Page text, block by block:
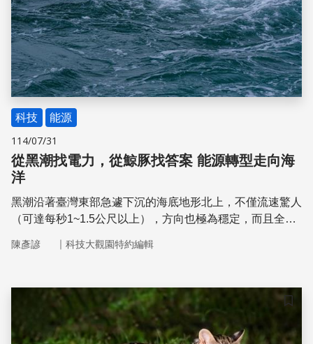
科技 能源
114/07/31
從黑潮找電力，從鯨豚找答案 能源轉型走向海
洋
黑潮沿著臺灣東部急遽下沉的海底地形北上，不僅流速驚人
（可達每秒1~1.5公尺以上），方向也極為穩定，而且全年
果能有效攫取這股能量，黑潮有望成為臺灣穩定且持續的
陳彥諺 ｜ 科技大觀園特約編輯
儲存